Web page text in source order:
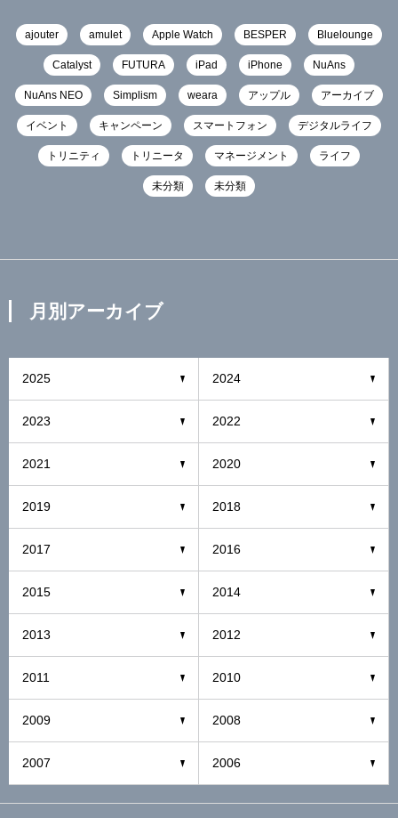
ajouter amulet Apple Watch BESPER Bluelounge
Catalyst FUTURA iPad iPhone NuAns
NuAns NEO Simplism weara アップル アーカイブ
イベント キャンペーン スマートフォン デジタルライフ
トリニティ トリニータ マネージメント ライフ
未分類 未分類
月別アーカイブ
2025 2024
2023 2022
2021 2020
2019 2018
2017 2016
2015 2014
2013 2012
2011 2010
2009 2008
2007 2006